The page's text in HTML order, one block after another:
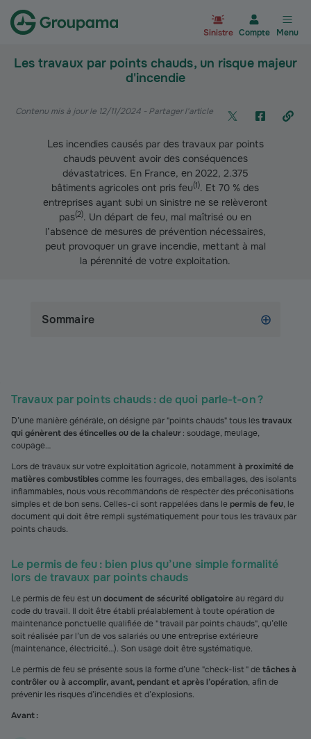
Sinistre Compte Menu
Les travaux par points chauds, un risque majeur
d'incendie
Contenu mis à jour le 12/11/2024- Partager l'article
Les incendies causés par des travaux par points
chauds peuvent avoir des conséquences
dévastatrices. En France, en 2022, 2.375
bâtiments agricoles ont pris feu(1). Et 70 % des
entreprises ayant subi un sinistre ne se relèveront
pas(2). Un départ de feu, mal maîtrisé ou en
l’absence de mesures de prévention nécessaires,
peut provoquer un grave incendie, mettant à mal
la pérennité de votre exploitation.
Sommaire
Travaux par points chauds : de quoi parle-t-on ?
D’une manière générale, on désigne par "points chauds" tous lestravaux
qui génèrent des étincelles ou de la chaleur: soudage, meulage,
coupage…
Lors de travaux sur votre exploitation agricole, notammentà proximité de
matières combustiblescomme les fourrages, des emballages, des isolants
inflammables, nous vous recommandons de respecter des préconisations
simples et de bon sens. Celles-ci sont rappelées dans lepermis de feu, le
document qui doit être rempli systématiquement pour tous les travaux par
points chauds.
Le permis de feu : bien plus qu’une simple formalité
lors de travaux par points chauds
Le permis de feu est undocument de sécurité obligatoireau regard du
code du travail. Il doit être établi préalablement à toute opération de
maintenance ponctuelle qualifiée de " travail par points chauds", qu’elle
soit réalisée par l’un de vos salariés ou une entreprise extérieure
(maintenance, électricité…). Son usage doit être systématique.
Le permis de feu se présente sous la forme d’une "check-list " detâches à
contrôler ou à accomplir, avant, pendant et après l’opération, afin de
prévenir les risques d’incendies et d’explosions.
Avant :